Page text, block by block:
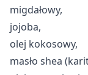
migdałowy,
jojoba,
olej kokosowy,
masło shea